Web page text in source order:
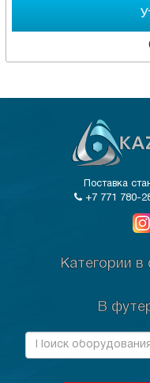
Поставка
+7 771 780-
Категории в
В